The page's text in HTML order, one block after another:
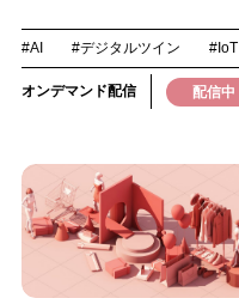
#AI #デジタルツイン #IoT
オンデマンド配信 配信中